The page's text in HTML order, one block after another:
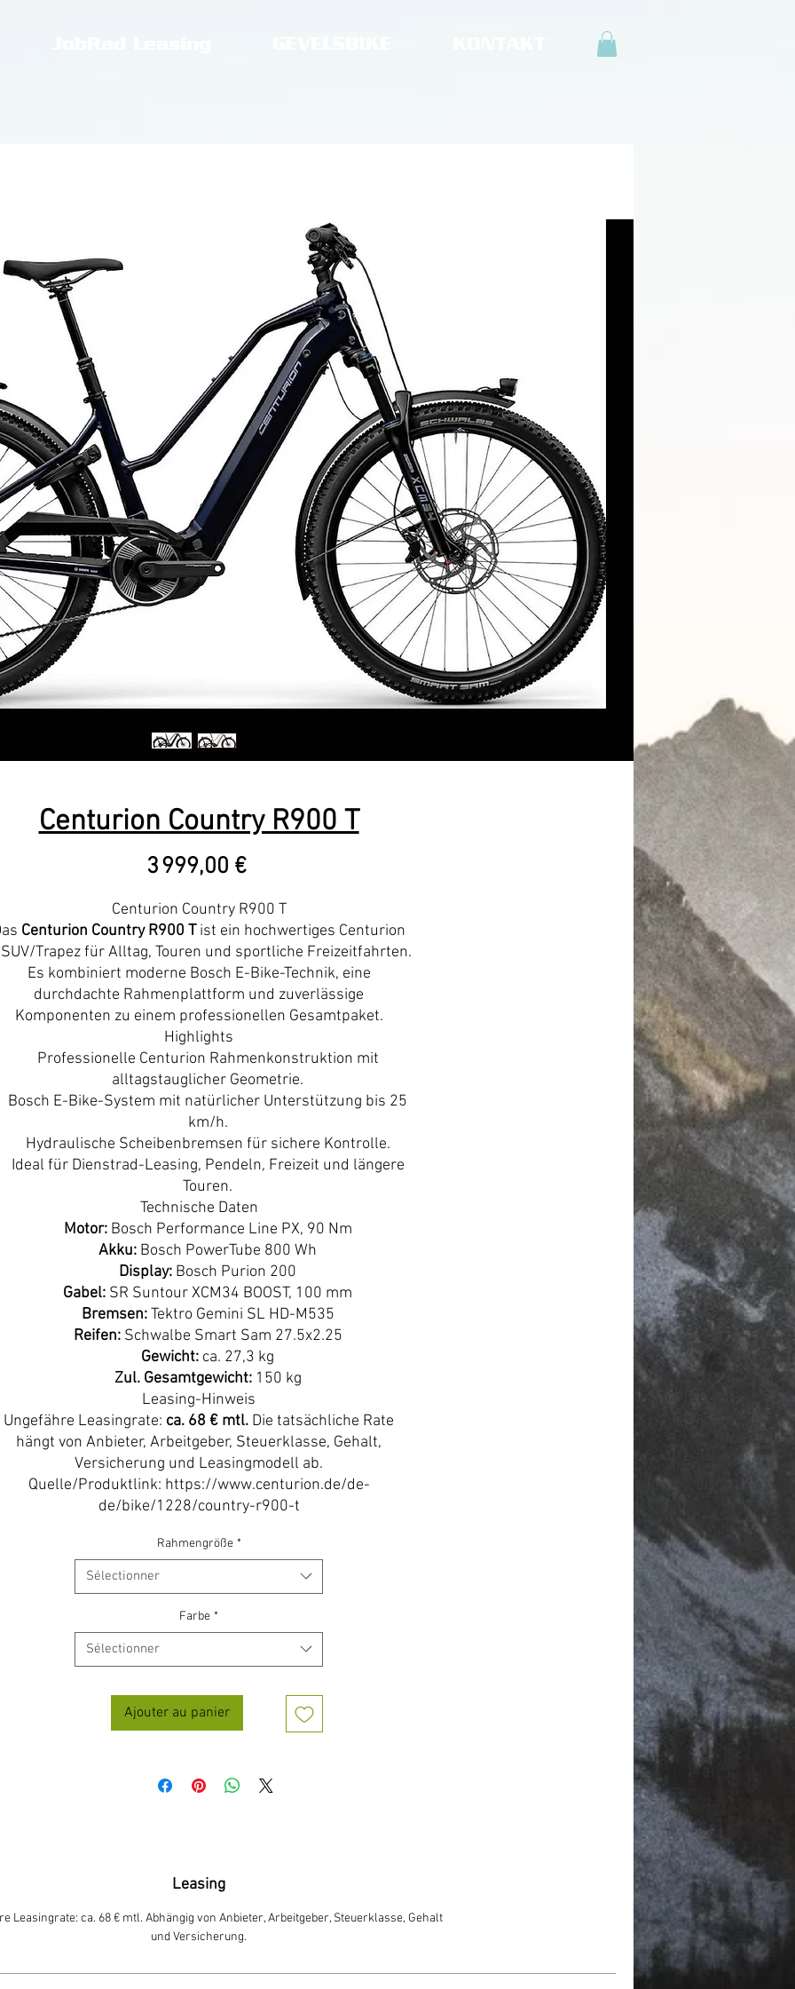
Centurion Country R900 T
3 999,00 €Prix
Centurion Country R900 T
Centurion Country R900 Tist ein hochwertiges Centurion
Trapez für Alltag, Touren und sportliche Freizeitfahrten.
Es kombiniert moderne Bosch E-Bike-Technik, eine
durchdachte Rahmenplattform und zuverlässige
Komponenten zu einem professionellen Gesamtpaket.
Highlights
Professionelle Centurion Rahmenkonstruktion mit
alltagstauglicher Geometrie.
Bosch E-Bike-System mit natürlicher Unterstützung bis 25
km/h.
Hydraulische Scheibenbremsen für sichere Kontrolle.
Ideal für Dienstrad-Leasing, Pendeln, Freizeit und längere
Touren.
Technische Daten
Motor:Bosch Performance Line PX, 90 Nm
Akku: Bosch PowerTube 800 Wh
Display: Bosch Purion 200
Gabel: SR Suntour XCM34 BOOST, 100 mm
Bremsen:Tektro Gemini SL HD-M535
Reifen:Schwalbe Smart Sam 27.5x2.25
Gewicht: ca. 27,3 kg
Zul. Gesamtgewicht:150 kg
Leasing-Hinweis
Ungefähre Leasingrate: ca. 68 € mtl. Die tatsächliche Rate
hängt von Anbieter, Arbeitgeber, Steuerklasse, Gehalt,
Versicherung und Leasingmodell ab.
Quelle/Produktlink: https://www.centurion.de/de-
de/bike/1228/country-r900-t
Rahmengröße *
Sélectionner
Farbe *
Sélectionner
Ajouter au panier
Leasing
Leasingrate: ca. 68 € mtl. Abhängig von Anbieter, Arbeitgeber, Steuerklasse, Gehalt
und Versicherung.